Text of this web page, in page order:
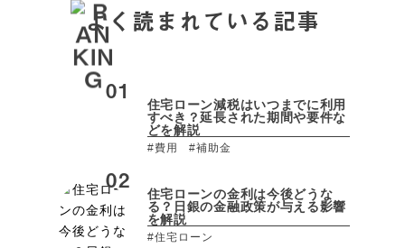
よく読まれている記事
住宅ローン減税はいつまでに利用
すべき？延長された期間や要件な
どを解説
#費用 #補助金
住宅ローンの金利は今後どうな
る？日銀の金融政策が与える影響
を解説
#住宅ローン